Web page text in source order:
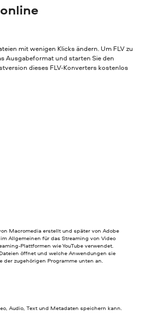
mit wenigen Klicks ändern. Um FLV zu
Ausgabeformat und starten Sie den
dieses FLV-Konverters kostenlos
Macromedia erstellt und später von Adobe
Allgemeinen für das Streaming von Video
Plattformen wie YouTube verwendet.
öffnet und welche Anwendungen sie
zugehörigen Programme unten an.
Audio, Text und Metadaten speichern kann.